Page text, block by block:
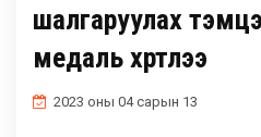
шалгаруулах
медаль хүртлээ
2023 оны 04 сарын 13